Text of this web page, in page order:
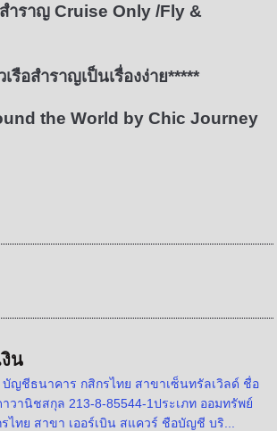
สำราญ Cruise Only /Fly &
เรือสำราญเป็นเรื่องง่าย*****
the World by Chic Journey
น
บัญชีธนาคาร กสิกรไทย สาขาเซ็นทรัลเวิลด์ ชื่อ
านิชสกุล 213-8-85544-1ประเภท ออมทรัพย์
ทย สาขา เออร์เบิน สแควร์ ชือบัญชี บริ...